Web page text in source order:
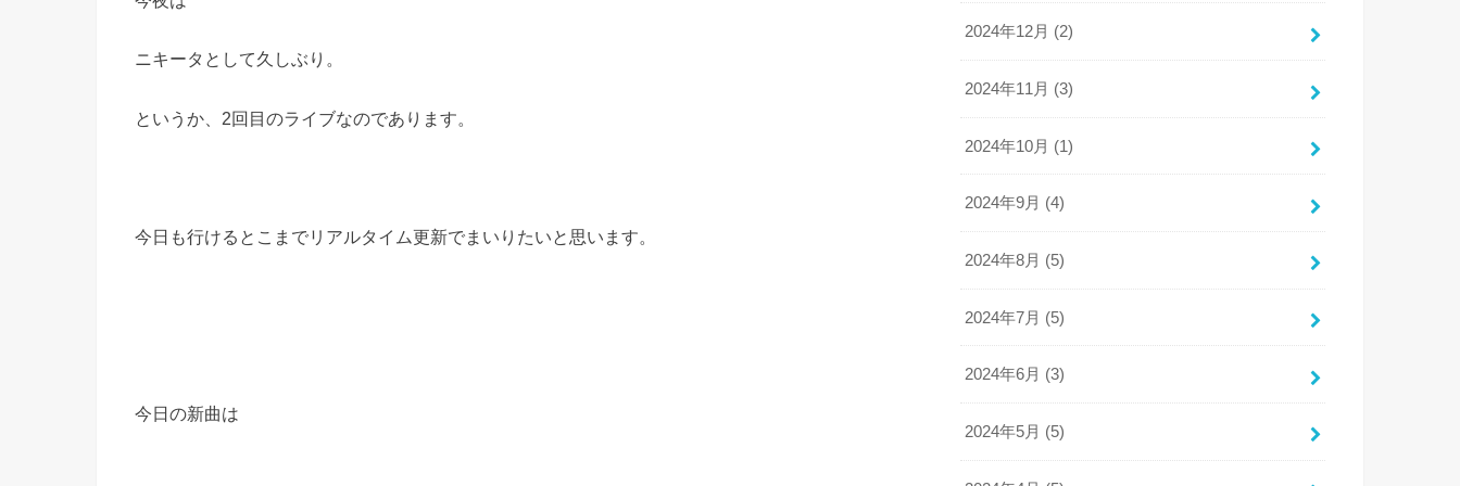
ニキータとして久しぶり。
というか、2回目のライブなのであります。
今日も行けるとこまでリアルタイム更新でまいりたいと思います。
今日の新曲は
2024年12月 (2)
2024年11月 (3)
2024年10月 (1)
2024年9月 (4)
2024年8月 (5)
2024年7月 (5)
2024年6月 (3)
2024年5月 (5)